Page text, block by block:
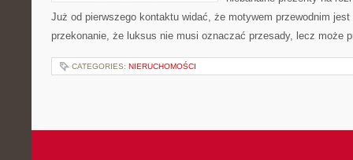
Już od pierwszego kontaktu widać, że motywem przewodnim
przekonanie, że luksus nie musi oznaczać przesady, lecz może
CATEGORIES: NIERUCHOMOŚCI